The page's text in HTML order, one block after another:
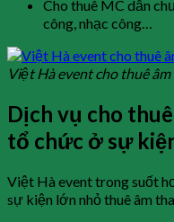
Cho thuê MC dẫn
công, nhạc công…
Việt Hà event cho thuê
Dịch vụ cho
tổ chức ở sự
Việt Hà event trong suốt
sự kiện lớn nhỏ thuê âm